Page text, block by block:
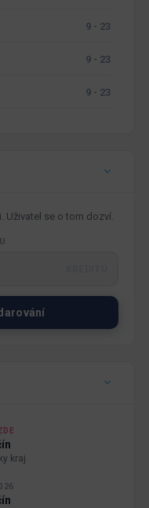
9 - 23
9 - 23
9 - 23
Uživatel se o tom dozví.
kraj